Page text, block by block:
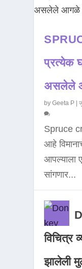
प्रत्येक
असलेले
byGeeta P |
Spruce
आहे
आपल्याला
सांगणार...
विचित्र
झालेली